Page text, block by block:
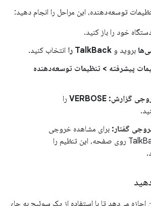
توسعه‌دهنده، این مراحل را انجام دهید:
خود را باز کنید.
بروید و TalkBack را
انتخاب کنید.
پیشرفته > تنظیمات توسعه‌دهنده
گزارش: VERBOSE را
گفتار: برای مشاهده خروجی
گفتار TalkBack روی صفحه، این تنظیم را
اجازه می‌دهد تا با استفاده از یک سوئیچ به جای